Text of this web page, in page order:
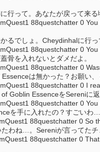
行って。あなたが戻って来
88questchatter 0
るでしょ。Cheydinhalに行
88questchatter 0
骨を入れないとダメだよ。
88questchatter 0
Essenceは無かった？お願い
88questchatter 0 I
Goblin EssenceをSereniに
88questchatter 0
を手に入れたの？すごいわ
88questchatter 0 So
たわね…。Sereniが言ってたチ
88questchatter 0